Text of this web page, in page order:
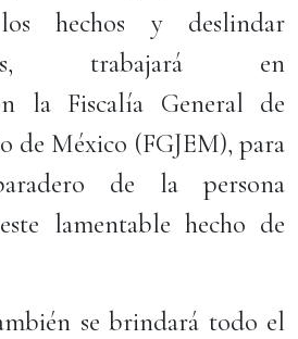
hechos y deslindar
trabajará en
la Fiscalía General de
de México (FGJEM), para
de la persona
lamentable hecho de
se brindará todo el